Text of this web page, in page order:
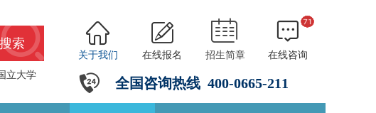
全国咨询热线 400-0665-211
关于我们 在线报名 招生简章
在线咨询
立大学
搜索